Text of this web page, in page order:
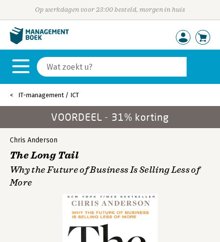
Op werkdagen voor 23:00 besteld, morgen in huis
IT-management / ICT
VOORDEEL - 31% korting
Chris Anderson
The Long Tail
Why the Future of Business Is Selling Less of
More